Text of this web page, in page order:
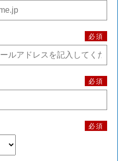
必須
必須
必須